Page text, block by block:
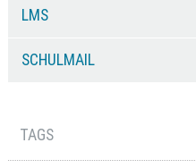
LMS
SCHULMAIL
TAGS